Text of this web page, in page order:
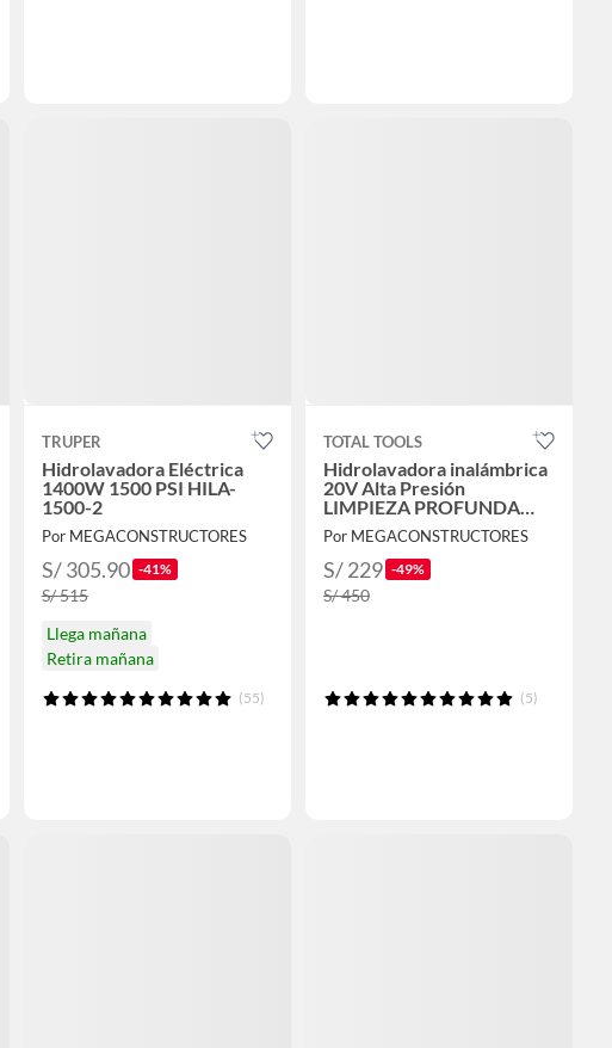
TRUPER
Hidrolavadora Eléctrica
1400W 1500 PSI HILA-
1500-2
Por MEGACONSTRUCTORES
S/ 305.90 -41%
S/ 515
Llega mañana
Retira mañana
(55)
TOTAL TOOLS
Hidrolavadora inalámbrica
20V Alta Presión
LIMPIEZA PROFUNDA
TPWLI20362 TOTAL
Por MEGACONSTRUCTORES
S/ 229 -49%
S/ 450
(5)